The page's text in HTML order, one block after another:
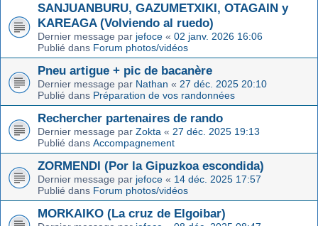
SANJUANBURU, GAZUMETXIKI, OTAGAIN y
KAREAGA (Volviendo al ruedo)
Dernier message par jefoce « 02 janv. 2026 16:06
Publié dans Forum photos/vidéos
Pneu artigue + pic de bacanère
Dernier message par Nathan « 27 déc. 2025 20:10
Publié dans Préparation de vos randonnées
Rechercher partenaires de rando
Dernier message par Zokta « 27 déc. 2025 19:13
Publié dans Accompagnement
ZORMENDI (Por la Gipuzkoa escondida)
Dernier message par jefoce « 14 déc. 2025 17:57
Publié dans Forum photos/vidéos
MORKAIKO (La cruz de Elgoibar)